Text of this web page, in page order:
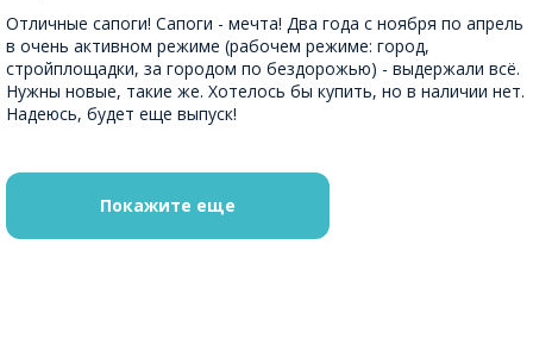
Отличные сапоги! Сапоги - мечта! Два года с ноября по апрель
в очень активном режиме (рабочем режиме: город,
стройплощадки, за городом по бездорожью) - выдержали всё.
Нужны новые, такие же. Хотелось бы купить, но в наличии нет.
Надеюсь, будет еще выпуск!
Покажите еще